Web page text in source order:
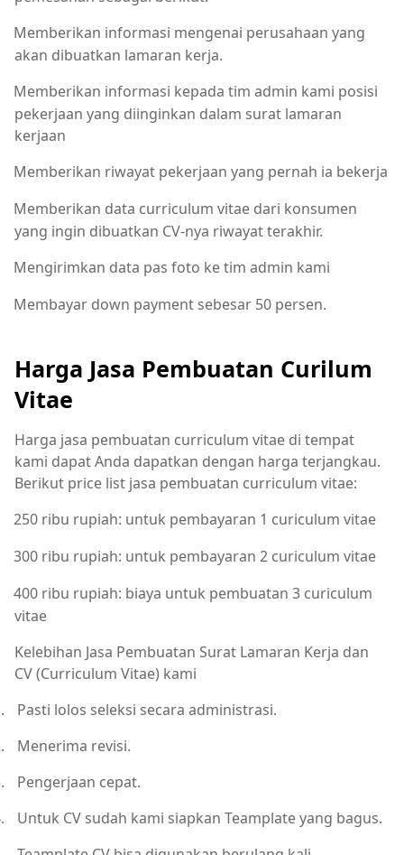
Memberikan informasi mengenai perusahaan yang
akan dibuatkan lamaran kerja.
Memberikan informasi kepada tim admin kami posisi
pekerjaan yang diinginkan dalam surat lamaran
kerjaan
Memberikan riwayat pekerjaan yang pernah ia bekerja
Memberikan data curriculum vitae dari konsumen
yang ingin dibuatkan CV-nya riwayat terakhir.
Mengirimkan data pas foto ke tim admin kami
Membayar down payment sebesar 50 persen.
Harga Jasa Pembuatan Curilum
Vitae
Harga jasa pembuatan curriculum vitae di tempat
kami dapat Anda dapatkan dengan harga terjangkau.
Berikut price list jasa pembuatan curriculum vitae:
250 ribu rupiah: untuk pembayaran 1 curiculum vitae
300 ribu rupiah: untuk pembayaran 2 curiculum vitae
400 ribu rupiah: biaya untuk pembuatan 3 curiculum
vitae
Kelebihan Jasa Pembuatan Surat Lamaran Kerja dan
CV (Curriculum Vitae) kami
Pasti lolos seleksi secara administrasi.
Menerima revisi.
Pengerjaan cepat.
Untuk CV sudah kami siapkan Teamplate yang bagus.